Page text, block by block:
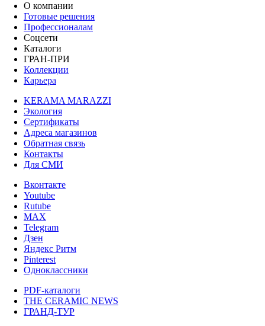
О компании
Готовые решения
Профессионалам
Соцсети
Каталоги
ГРАН-ПРИ
Коллекции
Карьера
KERAMA MARAZZI
Экология
Сертификаты
Адреса магазинов
Обратная связь
Контакты
Для СМИ
Вконтакте
Youtube
Rutube
MAX
Telegram
Дзен
Яндекс Ритм
Pinterest
Одноклассники
PDF-каталоги
THE CERAMIC NEWS
ГРАНД-ТУР